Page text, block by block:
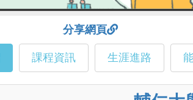
分享網頁
課程資訊 生涯進路